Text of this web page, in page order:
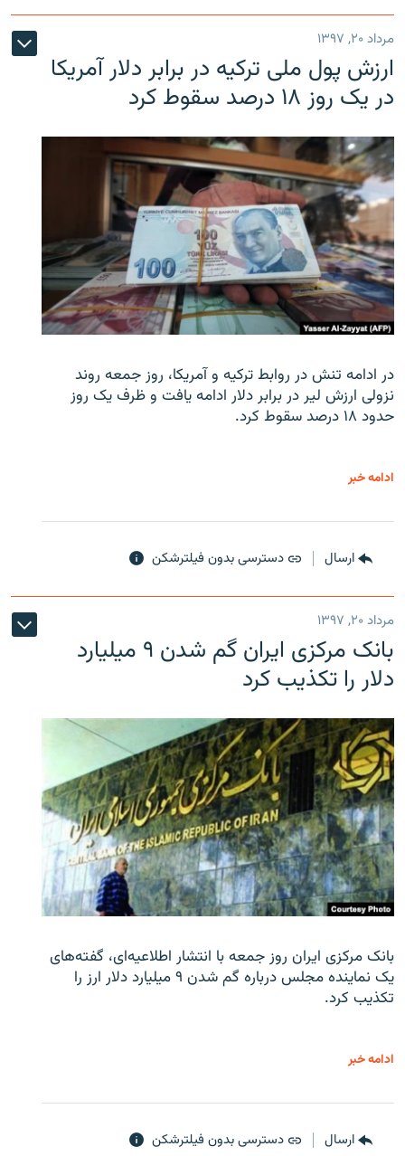
مرداد ۲۰, ۱۳۹۷
ارزش پول ملی ترکیه در برابر دلار آمریکا
در یک روز ۱۸ درصد سقوط کرد
در ادامه تنش در روابط ترکیه و آمریکا، روز جمعه روند
نزولی ارزش لیر در برابر دلار ادامه یافت و ظرف یک روز
حدود ۱۸ درصد سقوط کرد.
ادامه خبر
ارسال دسترسی بدون فیلترشکن
مرداد ۲۰, ۱۳۹۷
بانک مرکزی ایران گم شدن ۹ میلیارد
دلار را تکذیب کرد
بانک مرکزی ایران روز جمعه با انتشار اطلاعیه‌ای، گفته‌های
یک نماینده مجلس درباره گم شدن ۹ میلیارد دلار ارز را
تکذیب کرد.
ادامه خبر
ارسال دسترسی بدون فیلترشکن